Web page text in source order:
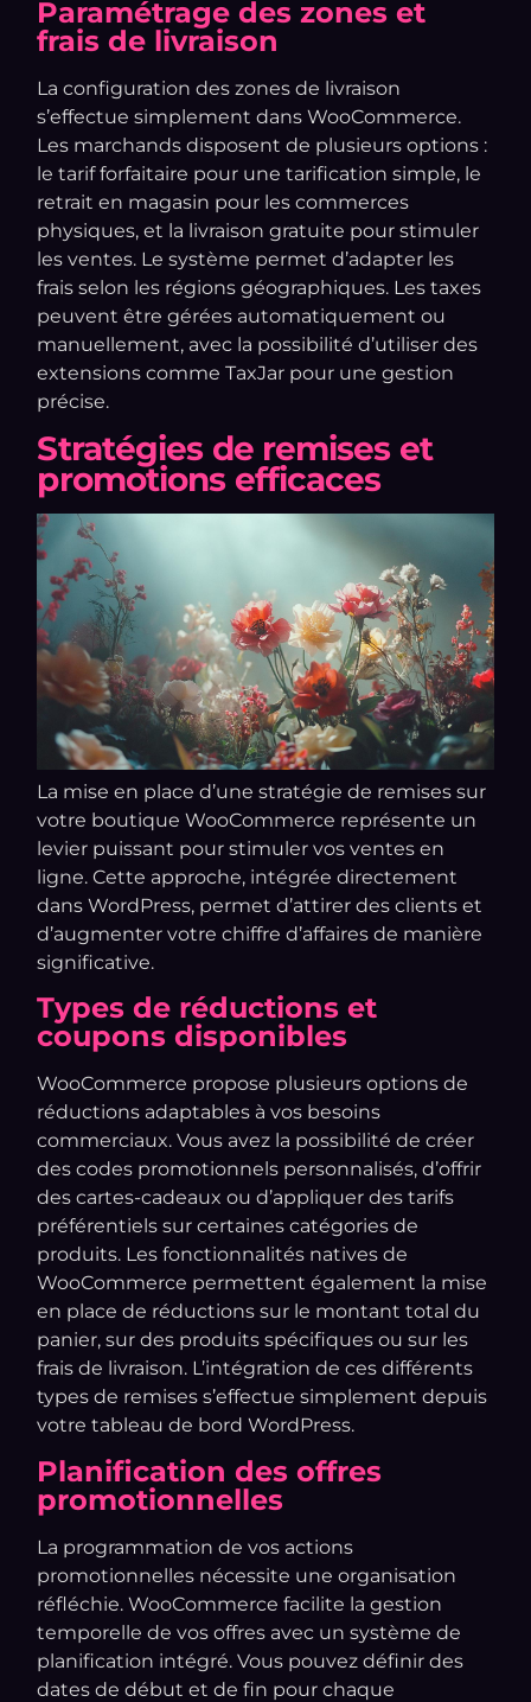
Paramétrage des zones et
frais de livraison
La configuration des zones de livraison
s’effectue simplement dans WooCommerce.
Les marchands disposent de plusieurs options :
le tarif forfaitaire pour une tarification simple, le
retrait en magasin pour les commerces
physiques, et la livraison gratuite pour stimuler
les ventes. Le système permet d’adapter les
frais selon les régions géographiques. Les taxes
peuvent être gérées automatiquement ou
manuellement, avec la possibilité d’utiliser des
extensions comme TaxJar pour une gestion
précise.
Stratégies de remises et
promotions efficaces
La mise en place d’une stratégie de remises sur
votre boutique WooCommerce représente un
levier puissant pour stimuler vos ventes en
ligne. Cette approche, intégrée directement
dans WordPress, permet d’attirer des clients et
d’augmenter votre chiffre d’affaires de manière
significative.
Types de réductions et
coupons disponibles
WooCommerce propose plusieurs options de
réductions adaptables à vos besoins
commerciaux. Vous avez la possibilité de créer
des codes promotionnels personnalisés, d’offrir
des cartes-cadeaux ou d’appliquer des tarifs
préférentiels sur certaines catégories de
produits. Les fonctionnalités natives de
WooCommerce permettent également la mise
en place de réductions sur le montant total du
panier, sur des produits spécifiques ou sur les
frais de livraison. L’intégration de ces différents
types de remises s’effectue simplement depuis
votre tableau de bord WordPress.
Planification des offres
promotionnelles
La programmation de vos actions
promotionnelles nécessite une organisation
réfléchie. WooCommerce facilite la gestion
temporelle de vos offres avec un système de
planification intégré. Vous pouvez définir des
dates de début et de fin pour chaque